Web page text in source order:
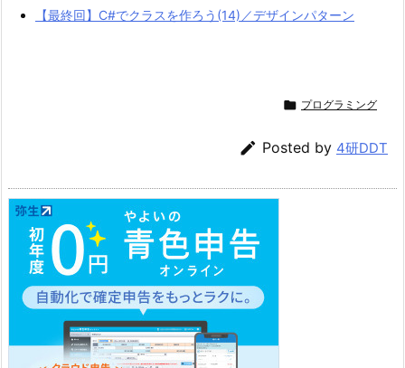
【最終回】C#でクラスを作ろう(14)／デザインパターン
 プログラミング
 Posted by 4研DDT